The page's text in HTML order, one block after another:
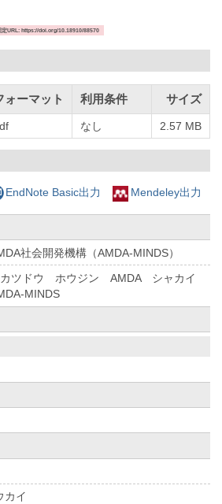
定URL: https://doi.org/10.18910/88570
ォーマット 利用条件 サイズ
なし 2.57 MB
EndNote Basic出力 Mendeley出力
社会開発機構（AMDA-MINDS）
ツドウ ホウジン AMDA シャカイ
MINDS
イ